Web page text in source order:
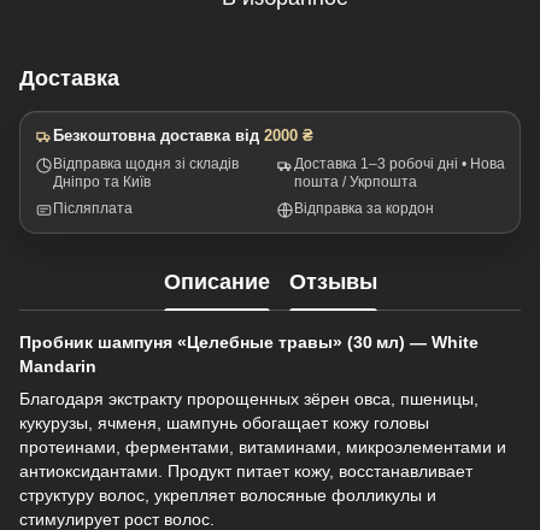
Доставка
Безкоштовна доставка від 2000 ₴
Відправка щодня зі складів
Дніпро та Київ
Доставка 1–3 робочі дні • Нова
пошта / Укрпошта
Післяплата
Відправка за кордон
Описание Отзывы
Пробник шампуня «Целебные травы» (30 мл) — White
Mandarin
Благодаря экстракту пророщенных зёрен овса, пшеницы,
кукурузы, ячменя, шампунь обогащает кожу головы
протеинами, ферментами, витаминами, микроэлементами и
антиоксидантами. Продукт питает кожу, восстанавливает
структуру волос, укрепляет волосяные фолликулы и
стимулирует рост волос.